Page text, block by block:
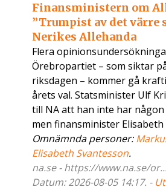
Finansministern om
”Trumpist av det värre
Nerikes Allehanda
Flera
Örebropartiet – som siktar
riksdagen – kommer gå
årets val. Statsminister Ulf
till NA att han inte har
men finansminister Elisabeth
Omnämnda personer:
Elisabeth Svantesson.
na.se - https://www.na.se/
Datum: 2026-08-05 14:17. -